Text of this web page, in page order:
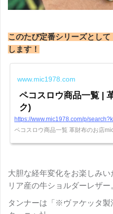
このたび定番シリーズとし
します！
www.mic1978.com
ペコスロウ商品一覧 |
ク)
https://www.mic1978.com/p/
ペコスロウ商品一覧 革財布のお店
大胆な経年変化をお楽しみ
リア産の牛ショルダーレザー
タンナーは「※ヴァケッタ製